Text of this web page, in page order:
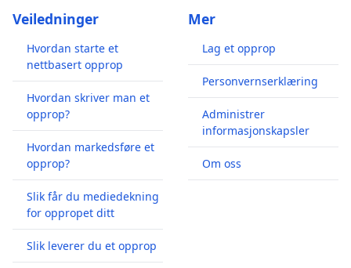
Veiledninger
Hvordan starte et
nettbasert opprop
Hvordan skriver man et
opprop?
Hvordan markedsføre et
opprop?
Slik får du mediedekning
for oppropet ditt
Slik leverer du et opprop
Mer
Lag et opprop
Personvernserklæring
Administrer
informasjonskapsler
Om oss